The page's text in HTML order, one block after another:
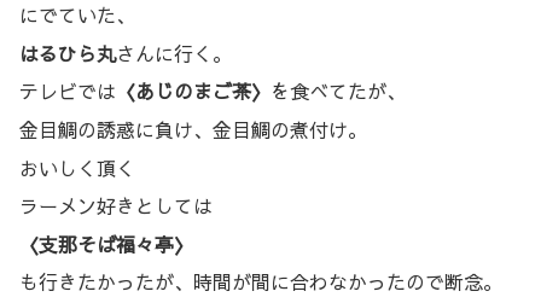
にでていた、
はるひら丸さんに行く。
テレビでは 〈あじのまご茶〉 を食べてたが、
金目鯛の誘惑に負け、金目鯛の煮付け。
おいしく頂く
ラーメン好きとしては
〈支那そば福々亭〉
も行きたかったが、時間が間に合わなかったので断念。